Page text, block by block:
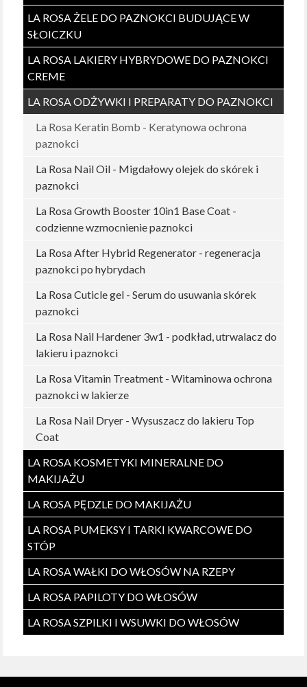
LA ROSA ŻELE DO PAZNOKCI BUDUJĄCE W
SŁOICZKU
LA ROSA LAKIERY HYBRYDOWE DO PAZNOKCI
CREME
LA ROSA ODŻYWKI I PREPARATY DO PAZNOKCI
La Rosa Keratin Bomb - Keratynowa ochrona
paznokci
La Rosa Nail Oil - Migdałowy olejek do skórek i
paznokci
La Rosa Growth Booster 10in1 Base Coat -
codzienne wzmocnienie paznokci
La Rosa After Hybrid Regenerator - regeneracja
paznokci po hybrydach
La Rosa Cuticle gel - Serum do usuwania skórek
paznokci
La Rosa Nail Hardener 3w1 - podkład, utrwalacz do
lakieru i paznokci
La Rosa Vitamin Treatment - Witaminowa ochrona
paznokci w lakierze
La Rosa Nail Dryer - Wysuszacz do lakieru Top
Coat
LA ROSA KOSMETYKI MINERALNE DO
MAKIJAŻU
LA ROSA PĘDZLE DO MAKIJAŻU
LA ROSA PUMEKSY I TARKI KWARCOWE DO
STÓP
LA ROSA WAŁKI DO WŁOSÓW NA RZEPY
LA ROSA PAPILOTY DO WŁOSÓW
LA ROSA SZPILKI I WSUWKI DO WŁOSÓW